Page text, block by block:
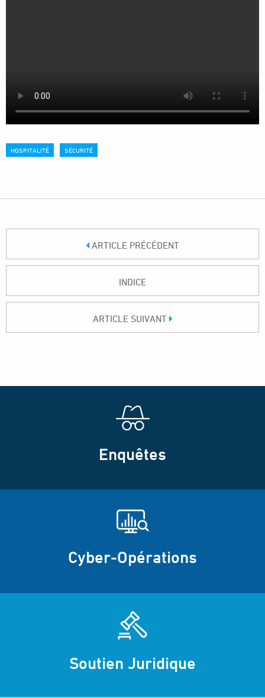
HOSPITALITÉ SÉCURITÉ
ARTICLE PRÉCÉDENT
INDICE
ARTICLE SUIVANT
Enquêtes
Cyber-Opérations
Soutien Juridique